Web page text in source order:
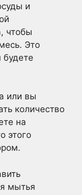
и
чтобы
Это
или вы
количество
на
этого
мытья